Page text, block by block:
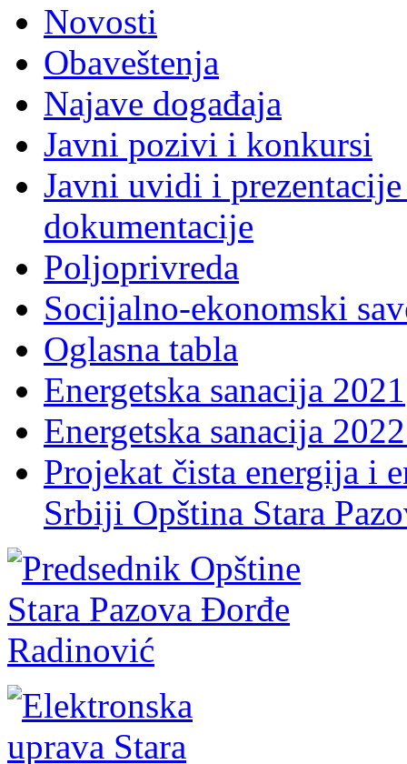
Novosti
Obaveštenja
Najave događaja
Javni pozivi i konkursi
Javni uvidi i
dokumentacije
Poljoprivreda
Socijalno-ekonomski
Oglasna tabla
Energetska sanacija 2021
Energetska sanacija
Projekat čista energija i
Srbiji Opština Stara